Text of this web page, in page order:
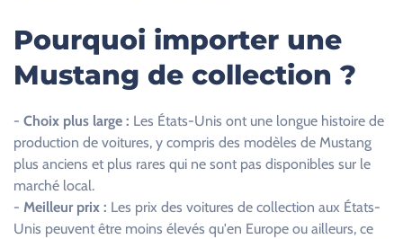
Pourquoi importer une
Mustang de collection ?
- Choix plus large : Les États-Unis ont une longue histoire de
production de voitures, y compris des modèles de Mustang
plus anciens et plus rares qui ne sont pas disponibles sur le
marché local.
- Meilleur prix : Les prix des voitures de collection aux États-
Unis peuvent être moins élevés qu'en Europe ou ailleurs, ce